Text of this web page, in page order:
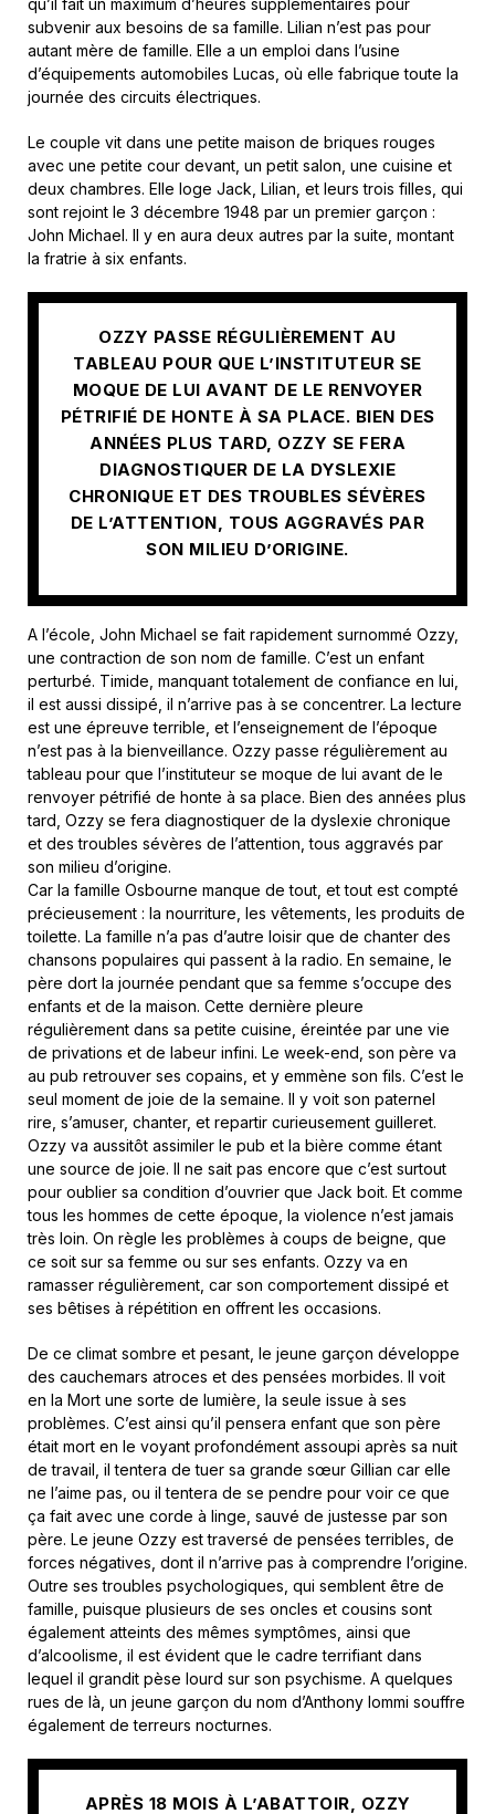
subvenir aux besoins de sa famille. Lilian n’est pas pour
autant mère de famille. Elle a un emploi dans l’usine
d’équipements automobiles Lucas, où elle fabrique toute la
journée des circuits électriques.
Le couple vit dans une petite maison de briques rouges
avec une petite cour devant, un petit salon, une cuisine et
deux chambres. Elle loge Jack, Lilian, et leurs trois filles, qui
sont rejoint le 3 décembre 1948 par un premier garçon :
John Michael. Il y en aura deux autres par la suite, montant
la fratrie à six enfants.
OZZY PASSE RÉGULIÈREMENT AU
TABLEAU POUR QUE L’INSTITUTEUR SE
MOQUE DE LUI AVANT DE LE RENVOYER
PÉTRIFIÉ DE HONTE À SA PLACE. BIEN DES
ANNÉES PLUS TARD, OZZY SE FERA
DIAGNOSTIQUER DE LA DYSLEXIE
CHRONIQUE ET DES TROUBLES SÉVÈRES
DE L’ATTENTION, TOUS AGGRAVÉS PAR
SON MILIEU D’ORIGINE.
A l’école, John Michael se fait rapidement surnommé Ozzy,
une contraction de son nom de famille. C’est un enfant
perturbé. Timide, manquant totalement de confiance en lui,
il est aussi dissipé, il n’arrive pas à se concentrer. La lecture
est une épreuve terrible, et l’enseignement de l’époque
n’est pas à la bienveillance. Ozzy passe régulièrement au
tableau pour que l’instituteur se moque de lui avant de le
renvoyer pétrifié de honte à sa place. Bien des années plus
tard, Ozzy se fera diagnostiquer de la dyslexie chronique
et des troubles sévères de l’attention, tous aggravés par
son milieu d’origine.
Car la famille Osbourne manque de tout, et tout est compté
précieusement : la nourriture, les vêtements, les produits de
toilette. La famille n’a pas d’autre loisir que de chanter des
chansons populaires qui passent à la radio. En semaine, le
père dort la journée pendant que sa femme s’occupe des
enfants et de la maison. Cette dernière pleure
régulièrement dans sa petite cuisine, éreintée par une vie
de privations et de labeur infini. Le week-end, son père va
au pub retrouver ses copains, et y emmène son fils. C’est le
seul moment de joie de la semaine. Il y voit son paternel
rire, s’amuser, chanter, et repartir curieusement guilleret.
Ozzy va aussitôt assimiler le pub et la bière comme étant
une source de joie. Il ne sait pas encore que c’est surtout
pour oublier sa condition d’ouvrier que Jack boit. Et comme
tous les hommes de cette époque, la violence n’est jamais
très loin. On règle les problèmes à coups de beigne, que
ce soit sur sa femme ou sur ses enfants. Ozzy va en
ramasser régulièrement, car son comportement dissipé et
ses bêtises à répétition en offrent les occasions.
De ce climat sombre et pesant, le jeune garçon développe
des cauchemars atroces et des pensées morbides. Il voit
en la Mort une sorte de lumière, la seule issue à ses
problèmes. C’est ainsi qu’il pensera enfant que son père
était mort en le voyant profondément assoupi après sa nuit
de travail, il tentera de tuer sa grande sœur Gillian car elle
ne l’aime pas, ou il tentera de se pendre pour voir ce que
ça fait avec une corde à linge, sauvé de justesse par son
père. Le jeune Ozzy est traversé de pensées terribles, de
forces négatives, dont il n’arrive pas à comprendre l’origine.
Outre ses troubles psychologiques, qui semblent être de
famille, puisque plusieurs de ses oncles et cousins sont
également atteints des mêmes symptômes, ainsi que
d’alcoolisme, il est évident que le cadre terrifiant dans
lequel il grandit pèse lourd sur son psychisme. A quelques
rues de là, un jeune garçon du nom d’Anthony Iommi souffre
également de terreurs nocturnes.
APRÈS 18 MOIS À L’ABATTOIR, OZZY